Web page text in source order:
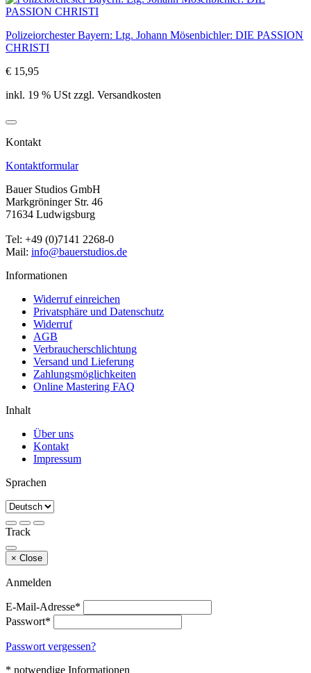
Polizeiorchester Bayern: Ltg. Johann Mösenbichler: DIE PASSION
CHRISTI
€ 15,95
inkl. 19 % USt zzgl. Versandkosten
Kontakt
Kontaktformular
Bauer Studios GmbH
Markgröninger Str. 46
71634 Ludwigsburg
Tel: +49 (0)7141 2268-0
Mail: info@bauerstudios.de
Informationen
Widerruf einreichen
Privatsphäre und Datenschutz
Widerruf
AGB
Verbraucherschlichtung
Versand und Lieferung
Zahlungsmöglichkeiten
Online Mastering FAQ
Inhalt
Über uns
Kontakt
Impressum
Sprachen
Track
× Close
Anmelden
E-Mail-Adresse*
Passwort*
Passwort vergessen?
* notwendige Informationen